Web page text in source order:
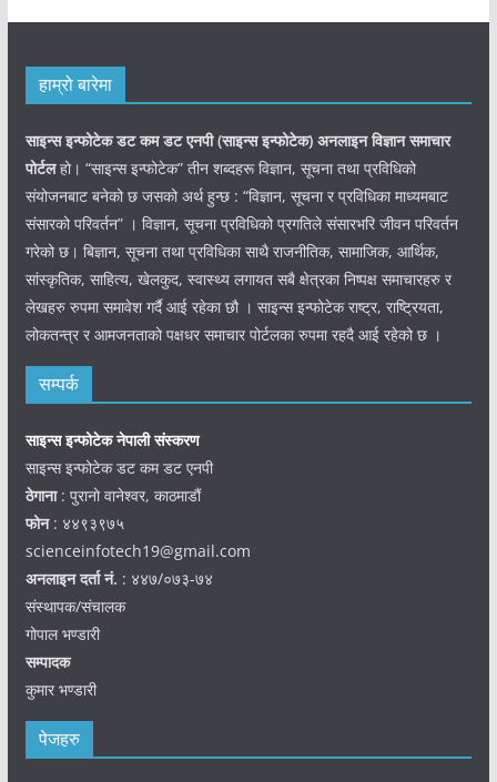
हाम्रो बारेमा
साइन्स इन्फोटेक डट कम डट एनपी (साइन्सइन्फोटेक) अनलाइन विज्ञान समाचार
पोर्टलहो। “साइन्स इन्फोटेक” तीन शब्दहरू विज्ञान, सूचना तथा प्रविधिको
संयोजनबाट बनेको छ जसको अर्थ हुन्छ : “विज्ञान, सूचना र प्रविधिका माध्यमबाट
संसारको परिवर्तन” । विज्ञान, सूचना प्रविधिको प्रगतिले संसारभरि जीवन परिवर्तन
गरेको छ। बिज्ञान, सूचना तथा प्रविधिका साथै राजनीतिक, सामाजिक, आर्थिक,
सांस्कृतिक, साहित्य, खेलकुद, स्वास्थ्य लगायत सबै क्षेत्रका निष्पक्ष समाचारहरु र
लेखहरु रुपमा समावेश गर्दै आई रहेका छौ । साइन्स इन्फोटेक राष्ट्र, राष्ट्रियता,
लोकतन्त्र र आमजनताको पक्षधर समाचार पोर्टलका रुपमा रहदै आई रहेको छ ।
सम्पर्क
साइन्स इन्फोटेक नेपाली संस्करण
साइन्स इन्फोटेक डट कम डट एनपी
ठेगाना: पुरानो वानेश्वर, काठमाडौं
फोन: ४४९३९७५
scienceinfotech19@gmail.com
अनलाइन दर्ता नं. : ४४७/०७३-७४
संस्थापक/संचालक
गोपाल भण्डारी
सम्पादक
कुमार भण्डारी
पेजहरु